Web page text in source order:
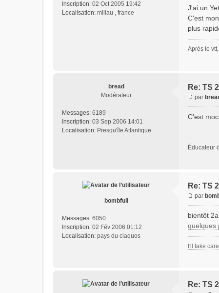
Inscription: 02 Oct 2005 19:42
Localisation: millau , france
J'ai un
C'est
plus
Après le
bread
Modérateur
Messages: 6189
Inscription: 03 Sep 2006 14:01
Localisation: Presqu'île Atlantique
Re: TS
par
C'est
Éducateur
bombfull
Messages: 6050
Inscription: 02 Fév 2006 01:12
Localisation: pays du claquos
Re: TS
par
bientôt
quelques
I'll take
Re: TS